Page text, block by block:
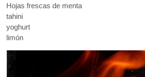
Hojas frescas de menta
tahini
yoghurt
limón